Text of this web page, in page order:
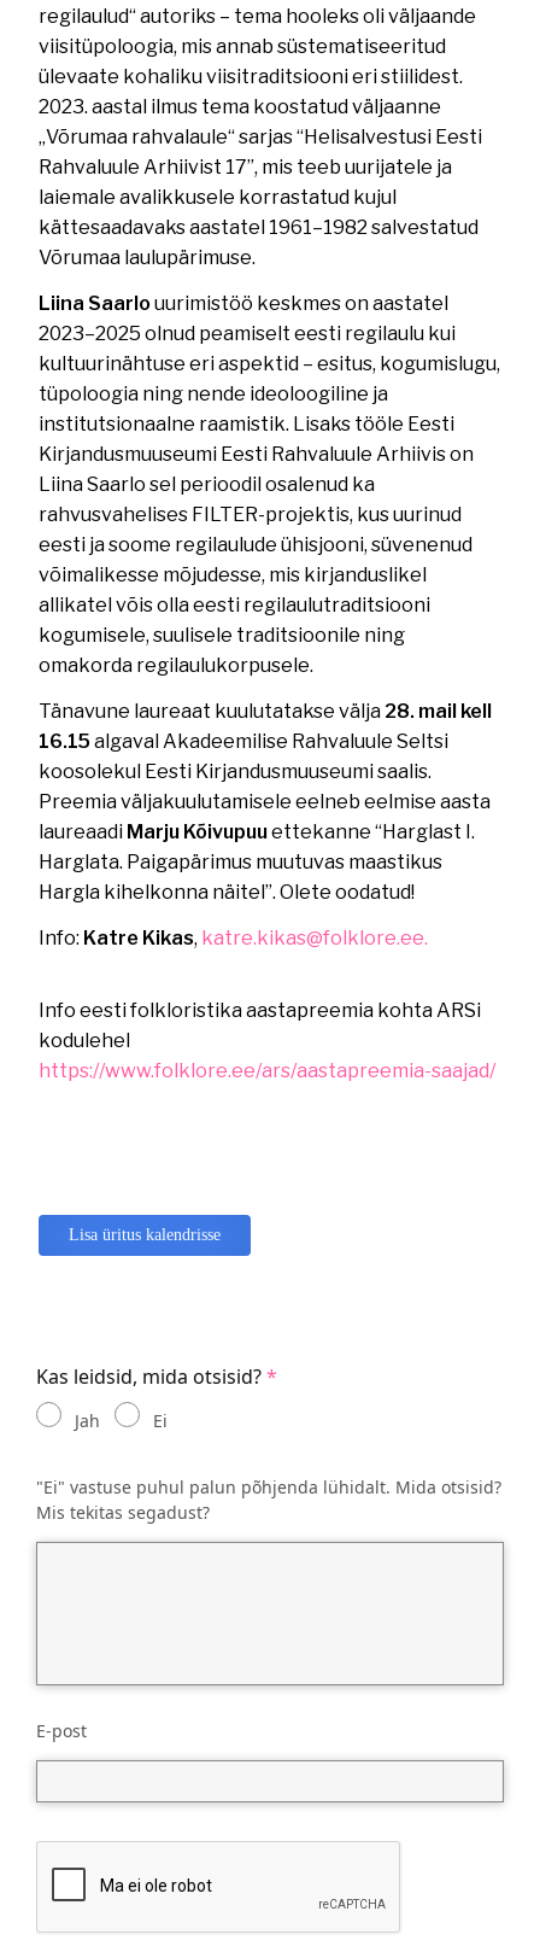
regilaulud“ autoriks – tema hooleks oli väljaande
viisitüpoloogia, mis annab süstematiseeritud
ülevaate kohaliku viisitraditsiooni eri stiilidest.
2023. aastal ilmus tema koostatud väljaanne
„Võrumaa rahvalaule“ sarjas “Helisalvestusi Eesti
Rahvaluule Arhiivist 17”, mis teeb uurijatele ja
laiemale avalikkusele korrastatud kujul
kättesaadavaks aastatel 1961–1982 salvestatud
Võrumaa laulupärimuse.
Liina Saarlo uurimistöö keskmes on aastatel
2023–2025 olnud peamiselt eesti regilaulu kui
kultuurinähtuse eri aspektid – esitus, kogumislugu,
tüpoloogia ning nende ideoloogiline ja
institutsionaalne raamistik. Lisaks tööle Eesti
Kirjandusmuuseumi Eesti Rahvaluule Arhiivis on
Liina Saarlo sel perioodil osalenud ka
rahvusvahelises FILTER-projektis, kus uurinud
eesti ja soome regilaulude ühisjooni, süvenenud
võimalikesse mõjudesse, mis kirjanduslikel
allikatel võis olla eesti regilaulutraditsiooni
kogumisele, suulisele traditsioonile ning
omakorda regilaulukorpusele.
Tänavune laureaat kuulutatakse välja 28. mail kell
16.15 algaval Akadeemilise Rahvaluule Seltsi
koosolekul Eesti Kirjandusmuuseumi saalis.
Preemia väljakuulutamisele eelneb eelmise aasta
laureaadi Marju Kõivupuuettekanne “Harglast I.
Harglata. Paigapärimus muutuvas maastikus
Hargla kihelkonna näitel”. Olete oodatud!
Info: Katre Kikas, katre.kikas@folklore.ee.
Info eesti folkloristika aastapreemia kohta ARSi
kodulehel
https://www.folklore.ee/ars/aastapreemia-saajad/
Lisa üritus kalendrisse
Kas leidsid, mida otsisid?
Jah Ei
"Ei" vastuse puhul palun põhjenda lühidalt. Mida otsisid?
Mis tekitas segadust?
E-post